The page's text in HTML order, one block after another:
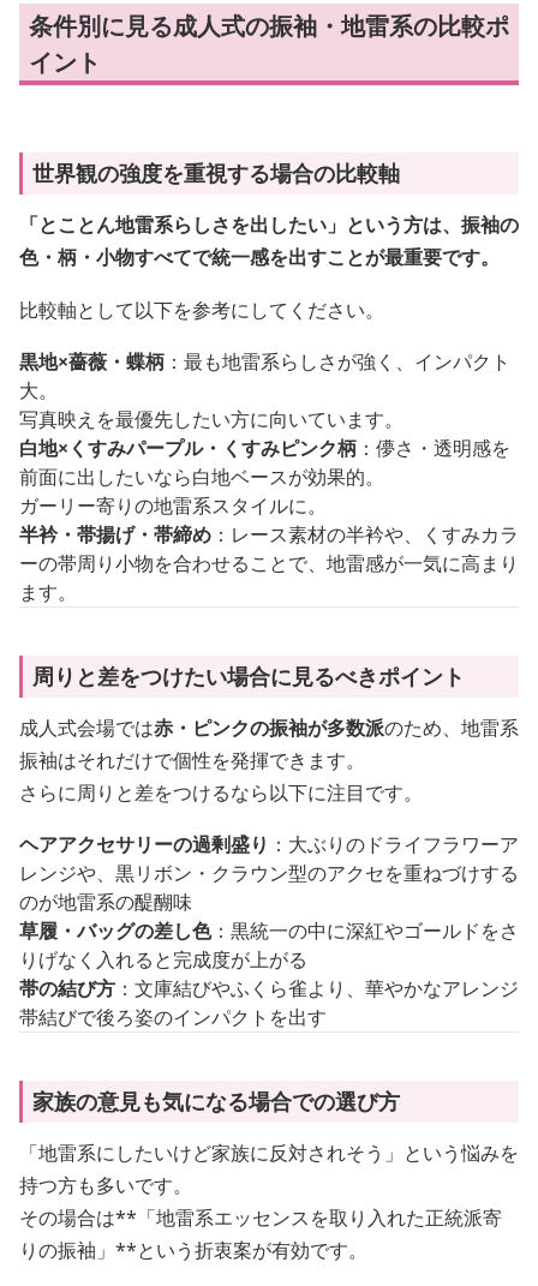
条件別に見る成人式の振袖・地雷系の比較ポ
イント
世界観の強度を重視する場合の比較軸
「とことん地雷系らしさを出したい」という方は、振袖の
色・柄・小物すべてで統一感を出すことが最重要です。
比較軸として以下を参考にしてください。
黒地×薔薇・蝶柄 ：最も地雷系らしさが強く、インパクト
大。
写真映えを最優先したい方に向いています。
白地×くすみパープル・くすみピンク柄 ：儚さ・透明感を
前面に出したいなら白地ベースが効果的。
ガーリー寄りの地雷系スタイルに。
半衿・帯揚げ・帯締め ：レース素材の半衿や、くすみカラ
ーの帯周り小物を合わせることで、地雷感が一気に高まり
ます。
周りと差をつけたい場合に見るべきポイント
成人式会場では赤・ピンクの振袖が多数派のため、地雷系
振袖はそれだけで個性を発揮できます。
さらに周りと差をつけるなら以下に注目です。
ヘアアクセサリーの過剰盛り ：大ぶりのドライフラワーア
レンジや、黒リボン・クラウン型のアクセを重ねづけする
のが地雷系の醍醐味
草履・バッグの差し色：黒統一の中に深紅やゴールドをさ
りげなく入れると完成度が上がる
帯の結び方 ：文庫結びやふくら雀より、華やかなアレンジ
帯結びで後ろ姿のインパクトを出す
家族の意見も気になる場合での選び方
「地雷系にしたいけど家族に反対されそう」という悩みを
持つ方も多いです。
その場合は**「地雷系エッセンスを取り入れた正統派寄
りの振袖」**という折衷案が有効です。